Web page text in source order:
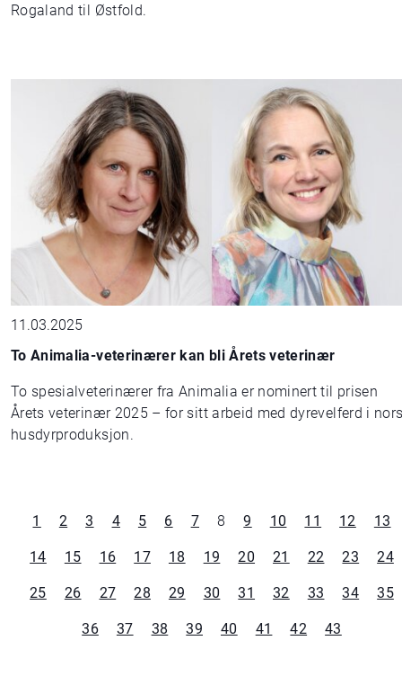
Rogaland til Østfold.
11.03.2025
To Animalia-veterinærer kan bli Årets veterinær
To spesialveterinærer fra Animalia er nominert til prisen
Årets veterinær 2025 – for sitt arbeid med dyrevelferd i
husdyrproduksjon.
1 2 3 4 5 6 7 8 9 10 11 12 13
14 15 16 17 18 19 20 21 22 23 24
25 26 27 28 29 30 31 32 33 34 35
36 37 38 39 40 41 42 43